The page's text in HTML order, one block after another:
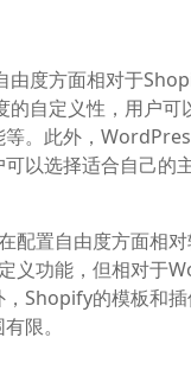
度方面相对于
自定义性，用户可
等。此外，
以选择适合自己的
配置自由度方面相
义功能，但相对于
Shopify的模板和
限。